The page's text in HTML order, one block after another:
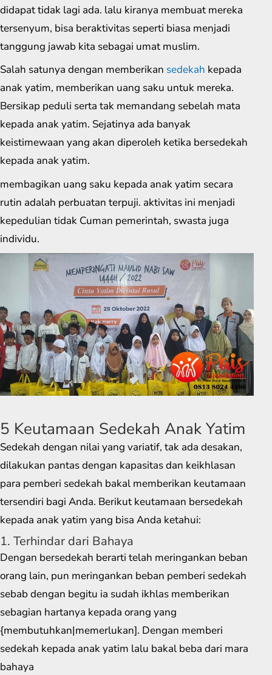
didapat tidak lagi ada. lalu kiranya membuat mereka
tersenyum, bisa beraktivitas seperti biasa menjadi
tanggung jawab kita sebagai umat muslim.
Salah satunya dengan memberikan sedekah kepada
anak yatim, memberikan uang saku untuk mereka.
Bersikap peduli serta tak memandang sebelah mata
kepada anak yatim. Sejatinya ada banyak
keistimewaan yang akan diperoleh ketika bersedekah
kepada anak yatim.
membagikan uang saku kepada anak yatim secara
rutin adalah perbuatan terpuji. aktivitas ini menjadi
kepedulian tidak Cuman pemerintah, swasta juga
individu.
5 Keutamaan Sedekah Anak Yatim
Sedekah dengan nilai yang variatif, tak ada desakan,
dilakukan pantas dengan kapasitas dan keikhlasan
para pemberi sedekah bakal memberikan keutamaan
tersendiri bagi Anda. Berikut keutamaan bersedekah
kepada anak yatim yang bisa Anda ketahui:
1. Terhindar dari Bahaya
Dengan bersedekah berarti telah meringankan beban
orang lain, pun meringankan beban pemberi sedekah
sebab dengan begitu ia sudah ikhlas memberikan
sebagian hartanya kepada orang yang
{membutuhkan|memerlukan]. Dengan memberi
sedekah kepada anak yatim lalu bakal beba dari mara
bahaya